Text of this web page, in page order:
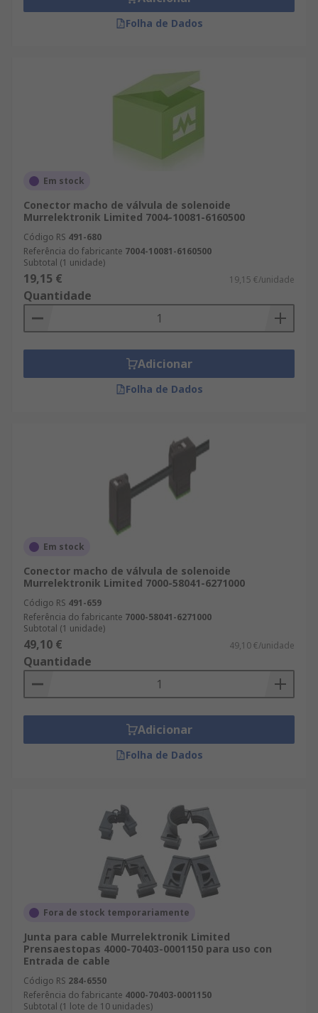
Folha de Dados
Em stock
Conector macho de válvula de solenoide
Murrelektronik Limited 7004-10081-6160500
Código RS 491-680
Referência do fabricante 7004-10081-6160500
Subtotal (1 unidade)
19,15 € 19,15 €/unidade
Quantidade
Adicionar
Folha de Dados
Em stock
Conector macho de válvula de solenoide
Murrelektronik Limited 7000-58041-6271000
Código RS 491-659
Referência do fabricante 7000-58041-6271000
Subtotal (1 unidade)
49,10 € 49,10 €/unidade
Quantidade
Adicionar
Folha de Dados
Fora de stock temporariamente
Junta para cable Murrelektronik Limited
Prensaestopas 4000-70403-0001150 para uso con
Entrada de cable
Código RS 284-6550
Referência do fabricante 4000-70403-0001150
Subtotal (1 lote de 10 unidades)